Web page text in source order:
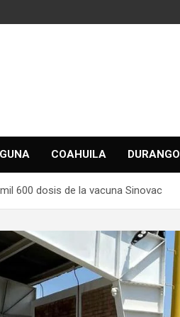
COAHUILA DURANGO
600 dosis de la vacuna Sinovac